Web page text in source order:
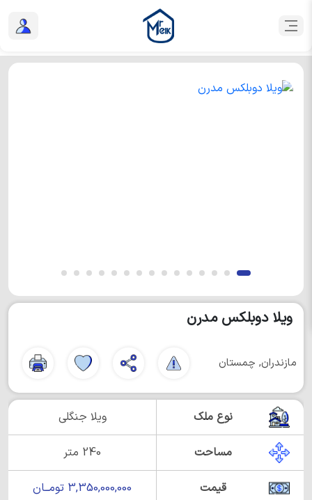
ویلا دوبلکس مدرن
مازندران, چمستان
نوع ملک ویلا جنگلی
مساحت 240 متر
قیمت 3,350,000,000 تومــان